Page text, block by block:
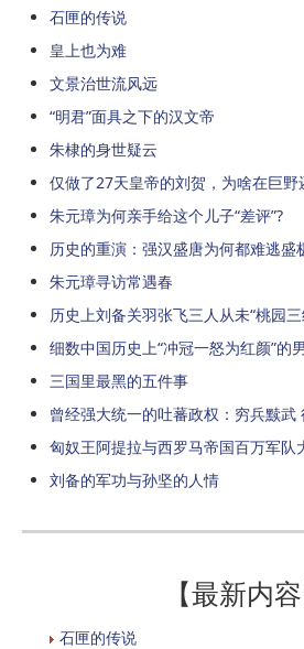
石匣的传说
皇上也为难
文景治世流风远
“明君”面具之下的汉文帝
朱棣的身世疑云
仅做了27天皇帝的刘贺，为啥在巨野
朱元璋为何亲手给这个儿子“差评”?
历史的重演：强汉盛唐为何都难逃盛
朱元璋寻访常遇春
历史上刘备关羽张飞三人从未“桃园三
细数中国历史上“冲冠一怒为红颜”的
三国里最黑的五件事
曾经强大统一的吐蕃政权：穷兵黩武
匈奴王阿提拉与西罗马帝国百万军队
刘备的军功与孙坚的人情
【最新内容
石匣的传说